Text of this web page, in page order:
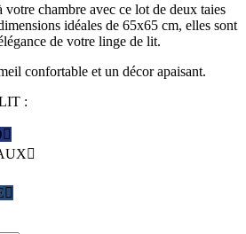
chambre avec ce lot de deux taies
idéales de 65x65 cm, elles sont
de votre linge de lit.
confortable et un décor apaisant.
:


